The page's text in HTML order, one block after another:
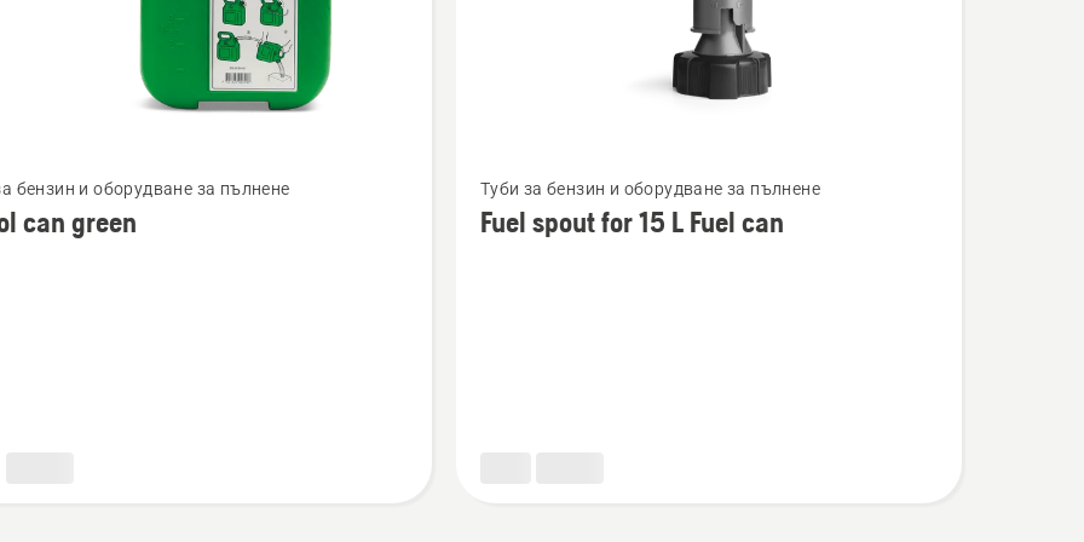
бензин и оборудване за пълнене
can green
повече
подробности
Туби за бензин и оборудване за пълнене
Fuel spout for 15 L Fuel can